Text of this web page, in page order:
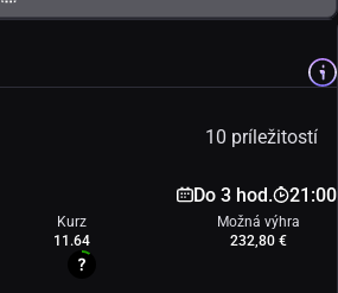
10 príležitostí
Do 3 hod. 21:00
Kurz
11.64
Možná výhra
232,80 €